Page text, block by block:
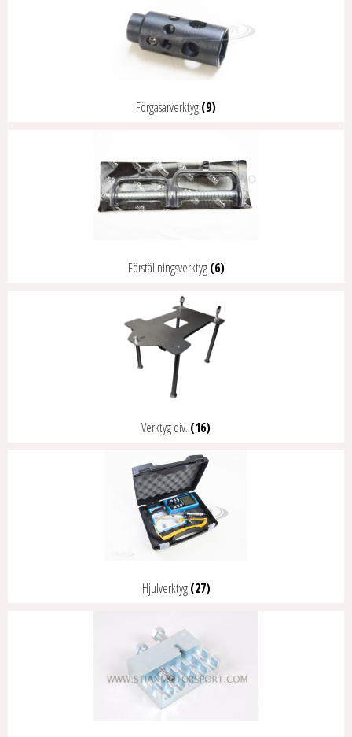
Förgasarverktyg(9)
Förställningsverktyg(6)
Verktyg div. (16)
Hjulverktyg(27)